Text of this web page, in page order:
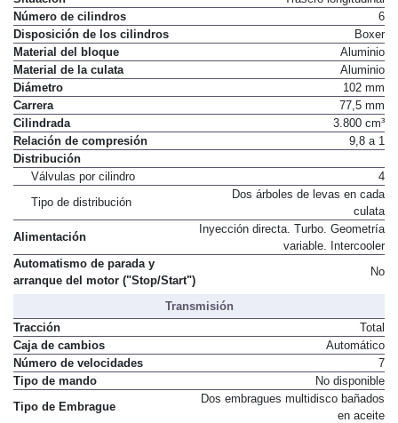
Número de cilindros
6
Disposición de los cilindros
Boxer
Material del bloque
Aluminio
Material de la culata
Aluminio
Diámetro
102 mm
Carrera
77,5 mm
Cilindrada
3.800 cm³
Relación de compresión
9,8 a 1
Distribución
Válvulas por cilindro
4
Tipo de distribución
Dos árboles de levas en cada
culata
Alimentación
Inyección directa. Turbo. Geometría
variable. Intercooler
Automatismo de parada y
arranque del motor ("Stop/Start")
No
Transmisión
Tracción
Total
Caja de cambios
Automático
Número de velocidades
7
Tipo de mando
No disponible
Tipo de Embrague
Dos embragues multidisco bañados
en aceite